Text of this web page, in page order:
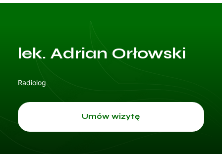
aktualnie
nie
przyjmuj
lek. Adrian Orłowski
Umów wizytę
Radiolog